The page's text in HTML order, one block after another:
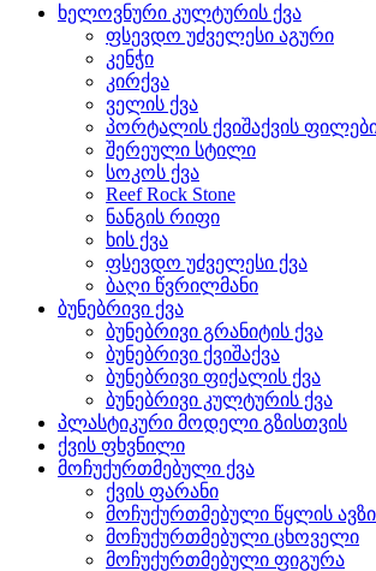
ხელოვნური კულტურის ქვა
ფსევდო უძველესი აგური
კენჭი
კირქვა
ველის ქვა
პორტალის ქვიშაქვის
შერეული სტილი
სოკოს ქვა
Reef Rock Stone
ნანგის რიფი
ხის ქვა
ფსევდო უძველესი ქვა
ბაღი წვრილმანი
ბუნებრივი ქვა
ბუნებრივი გრანიტის ქვა
ბუნებრივი ქვიშაქვა
ბუნებრივი ფიქალის ქვა
ბუნებრივი კულტურის ქვა
პლასტიკური მოდელი გზისთვის
ქვის ფხვნილი
მოჩუქურთმებული ქვა
ქვის ფარანი
მოჩუქურთმებული წყლის
მოჩუქურთმებული ცხოველი
მოჩუქურთმებული ფიგურა